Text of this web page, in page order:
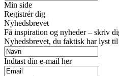
Min side
Registrér dig
Nyhedsbrevet
Få inspiration og nyheder – skriv
Nyhedsbrevet, du faktisk har lyst
Indtast din e-mail her